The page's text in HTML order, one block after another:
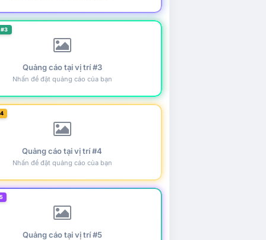
Quảng cáo tại vị trí #3
Nhấn để đặt quảng cáo của bạn
Quảng cáo tại vị trí #4
Nhấn để đặt quảng cáo của bạn
Quảng cáo tại vị trí #5